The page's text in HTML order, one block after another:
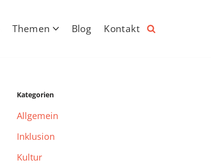
Themen Blog Kontakt
Kategorien
Allgemein
Inklusion
Kultur